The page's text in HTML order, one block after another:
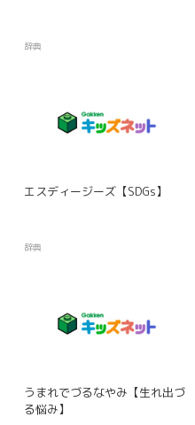
辞典
エスディージーズ【SDGs】
辞典
うまれでづるなやみ【生れ出づ
る悩み】